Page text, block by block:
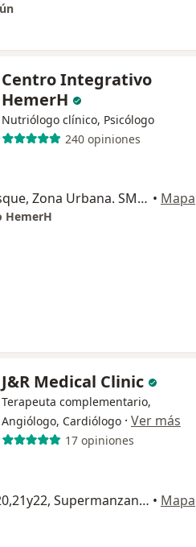
Centro Integrativo
HemerH
Nutriólogo clínico, Psicólogo
240 opiniones
Pedregal Del Bosque, Zona Urbana. SM 43, MZ 03, LT 06, Cancun • Mapa
HemerH
J&R Medical Clinic
Terapeuta complementario,
Angiólogo, Cardiólogo · Ver más
17 opiniones
Bonampak lote 20,21y22, Supermanzana 4 Manzana 03, Cancun • Mapa